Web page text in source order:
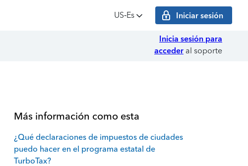
US‑Es Iniciar sesión
Inicia sesión para
acceder al soporte
Más información como esta
¿Qué declaraciones de impuestos de ciudades
puedo hacer en el programa estatal de
TurboTax?